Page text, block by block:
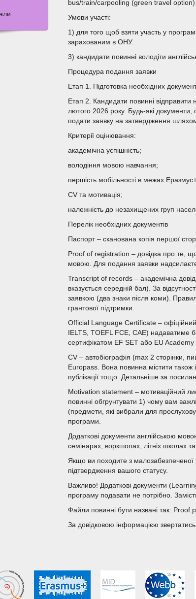
bus/train/carpooling (green travel option)
Умови участі:
1) для того щоб взяти участь у
зарахованим в ОНУ.
3) кандидати повинні володіти
Процедура подання заявки
Етап 1. Підготовка необхідних
Етап 2. Кандидати повинні
лютого 2026 року. Будь-які документи,
подати заявку на затвердження шляхом
Критерії оцінювання:
академічна успішність;
володіння мовою навчання;
першість мобільності в межах
CV та мотивація;
належність до незахищених груп
Перелік необхідних документів
Паспорт – сканована копія першої
Proof of registration – довідка про те,
мовою. Для подання заявки
Transcript of records – академічна
вказується середній бал). За
заявкою (два знаки після коми).
грантової підтримки.
Official Language Certificate –
IELTS, TOEFL FCE, CAE) надаватиме
сертифікатом EF SET або EU
CV – автобіографія (max 2 сторінки,
Europass. Вона повинна містити також
публікації тощо. Детальніше за
Motivation statement – мотиваційний
повинні обгрунтувати 1) чому вам
(предмети, які вибрали для
програми.
Додаткові документи англійською
семінарах, воркшопах, літніх школах та
Якщо ви походите з
підтвердження вашого статусу.
Важливо! Додаткові документи
програму подавати не потрібно.
Файли повинні бути названі так:
За довідковою інформацією